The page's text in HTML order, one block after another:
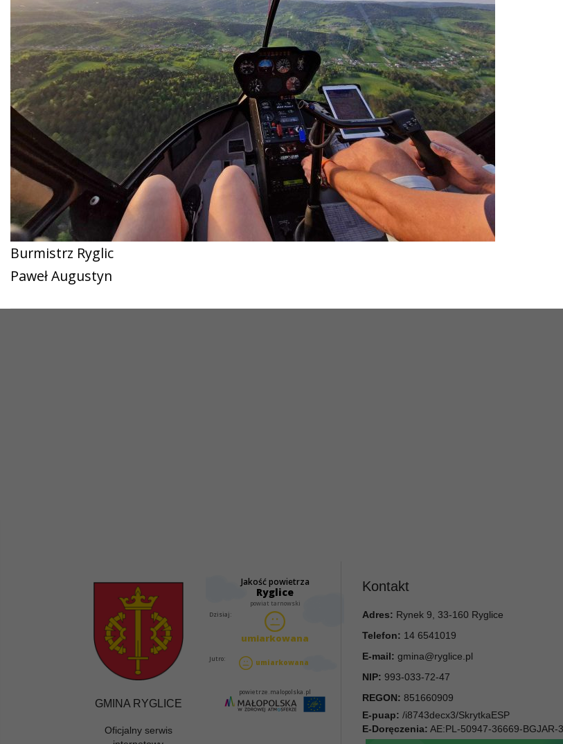
Burmistrz Ryglic
Paweł Augustyn
GMINA RYGLICE
Oficjalny serwis
Kontakt
Adres: Rynek 9, 33-160 Ryglice
Telefon: 14 6541019
E-mail: gmina@ryglice.pl
NIP: 993-033-72-47
REGON: 851660909
E-puap: /i8743decx3/SkrytkaESP
E-Doręczenia: AE:PL-50947-36669-BGJAR-